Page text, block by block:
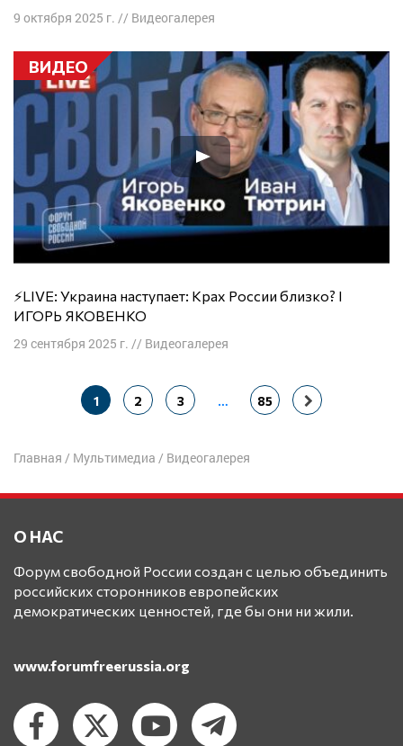
9 октября 2025 г. // Видеогалерея
ВИДЕО
⚡️LIVE: Украина наступает: Крах России близко? I
ИГОРЬ ЯКОВЕНКО
29 сентября 2025 г. // Видеогалерея
Навигация
записям
1 2 3 … 85
Главная / Мультимедиа / Видеогалерея
О НАС
Форум свободной России создан с целью объединить
российских сторонников европейских
демократических ценностей, где бы они ни жили.
www.forumfreerussia.org